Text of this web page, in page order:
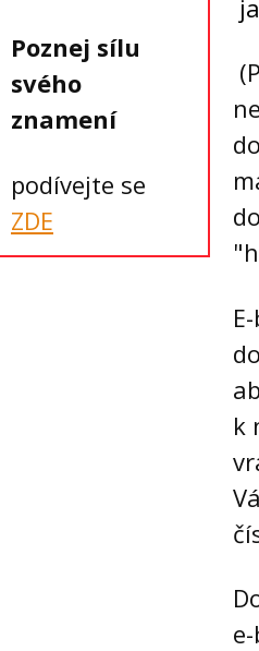
Poznej sílu
svého
znamení
podívejte se
ZDE
k